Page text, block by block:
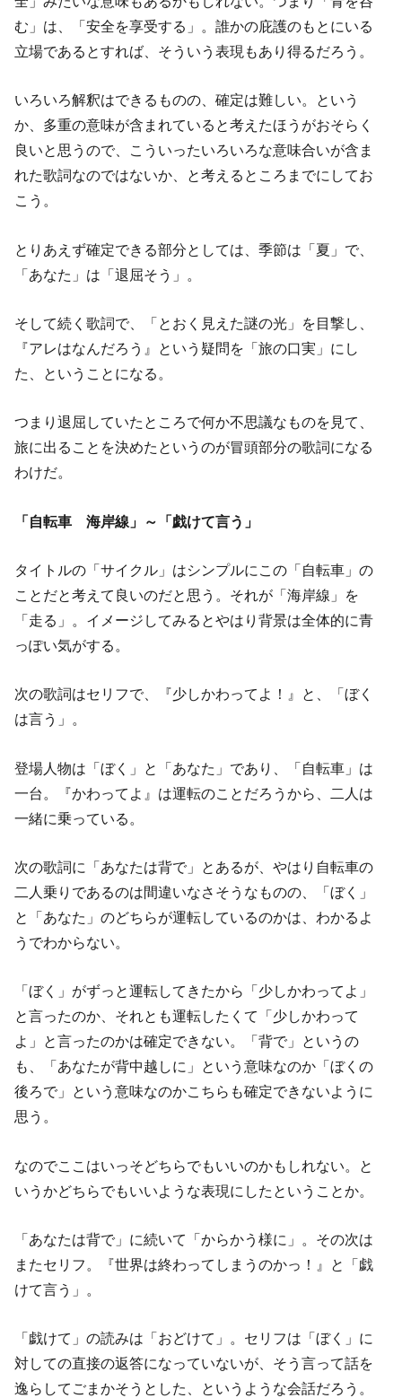
む」は、「安全を享受する」。誰かの庇護のもとにいる
立場であるとすれば、そういう表現もあり得るだろう。
いろいろ解釈はできるものの、確定は難しい。という
か、多重の意味が含まれていると考えたほうがおそらく
良いと思うので、こういったいろいろな意味合いが含ま
れた歌詞なのではないか、と考えるところまでにしてお
こう。
とりあえず確定できる部分としては、季節は「夏」で、
「あなた」は「退屈そう」。
そして続く歌詞で、「とおく見えた謎の光」を目撃し、
『アレはなんだろう』という疑問を「旅の口実」にし
た、ということになる。
つまり退屈していたところで何か不思議なものを見て、
旅に出ることを決めたというのが冒頭部分の歌詞になる
わけだ。
「自転車 海岸線」～「戯けて言う」
タイトルの「サイクル」はシンプルにこの「自転車」の
ことだと考えて良いのだと思う。それが「海岸線」を
「走る」。イメージしてみるとやはり背景は全体的に青
っぽい気がする。
次の歌詞はセリフで、『少しかわってよ！』と、「ぼく
は言う」。
登場人物は「ぼく」と「あなた」であり、「自転車」は
一台。『かわってよ』は運転のことだろうから、二人は
一緒に乗っている。
次の歌詞に「あなたは背で」とあるが、やはり自転車の
二人乗りであるのは間違いなさそうなものの、「ぼく」
と「あなた」のどちらが運転しているのかは、わかるよ
うでわからない。
「ぼく」がずっと運転してきたから「少しかわってよ」
と言ったのか、それとも運転したくて「少しかわって
よ」と言ったのかは確定できない。「背で」というの
も、「あなたが背中越しに」という意味なのか「ぼくの
後ろで」という意味なのかこちらも確定できないように
思う。
なのでここはいっそどちらでもいいのかもしれない。と
いうかどちらでもいいような表現にしたということか。
「あなたは背で」に続いて「からかう様に」。その次は
またセリフ。『世界は終わってしまうのかっ！』と「戯
けて言う」。
「戯けて」の読みは「おどけて」。セリフは「ぼく」に
対しての直接の返答になっていないが、そう言って話を
逸らしてごまかそうとした、というような会話だろう。